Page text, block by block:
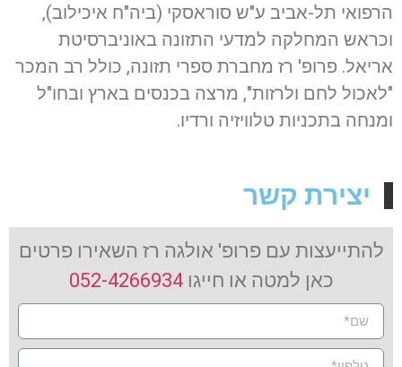
הרפואי תל-אביב ע"ש סוראסקי (ביה"ח איכילוב),
וכראש המחלקה למדעי התזונה באוניברסיטת
אריאל. פרופ' רז מחברת ספרי תזונה, כולל רב המכר
"לאכול לחם ולרזות", מרצה בכנסים בארץ ובחו"ל
ומנחה בתכניות טלוויזיה ורדיו.
יצירת קשר
להתייעצות עם פרופ' אולגה רז השאירו פרטים
כאן למטה או חייגו052-4266934